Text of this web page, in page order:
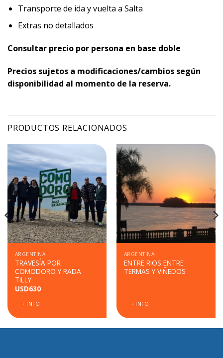
Transporte de ida y vuelta a Salta
Extras no detallados
Consultar precio por persona en base doble
Precios sujetos a modificaciones/cambios según
disponibilidad al momento de la reserva.
PRODUCTOS RELACIONADOS
ARGENTINA
TRAVESÍA POR
COMODORO Y RADA
TILLY
USD630
+ INFO
ARGENTINA
ENTRE RIOS ENTRE
TERMAS Y VIÑEDOS
+ INFO